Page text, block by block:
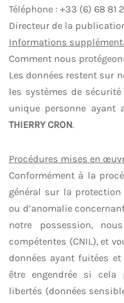
Téléphone : +33 (6) 68 81
Directeur de la
Informations
Comment nous
Les données restent sur
les systèmes de sécurité
unique personne ayant
THIERRY CRON.
Procédures mises en
Conformément à la
général sur la
ou d’anomalie
notre possession,
compétentes (CNIL), et
données ayant fuitées
être engendrée si
libertés (données